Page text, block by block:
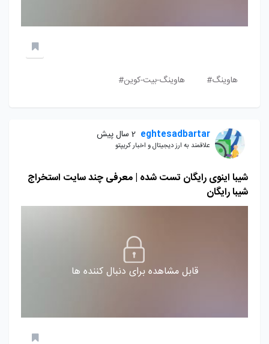
هاوینگ# هاوینگ-بیت-کوین#
eghtesadbartar 2 سال پیش
علاقمند به ارز دیجیتال و اخبار کریپتو
شیبا اینوی رایگان تست شده | معرفی چند سایت استخراج
شیبا رایگان
قابل مشاهده برای دنبال کننده ها